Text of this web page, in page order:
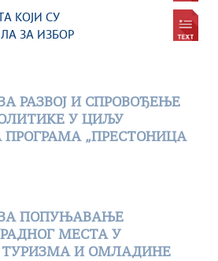
КОЈИ СУ
ЗА ИЗБОР
РАЗВОЈ И СПРОВОЂЕЊЕ
У ЦИЉУ
„ПРЕСТОНИЦА
ЗА ПОПУЊАВАЊЕ
МЕСТА У
И ОМЛАДИНЕ